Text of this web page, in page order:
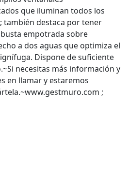
que iluminan todos los
también destaca por tener
empotrada sobre
a dos aguas que optimiza el
Dispone de suficiente
necesitas más información y
en llamar y estaremos
;